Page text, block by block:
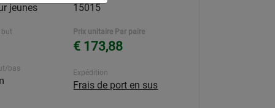
jeunes
bas
15015
Prix unitaire Par paire
€ 173,88
Expédition
Frais de port en sus